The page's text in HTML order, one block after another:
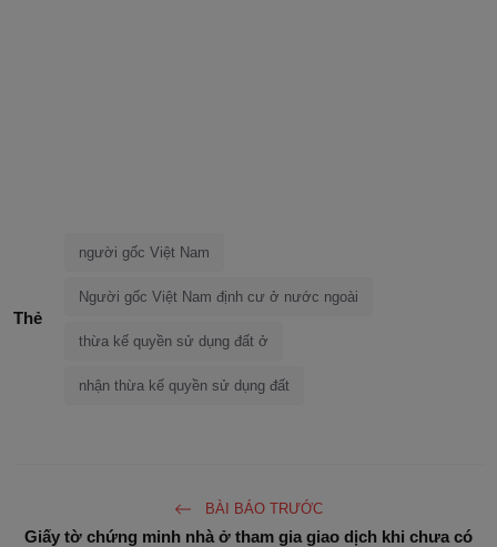
Thẻ
người gốc Việt Nam
Người gốc Việt Nam định cư ở nước ngoài
thừa kế quyền sử dụng đất ở
nhận thừa kế quyền sử dụng đất
BÀI BÁO TRƯỚC
Giấy tờ chứng minh nhà ở tham gia giao dịch khi chưa có